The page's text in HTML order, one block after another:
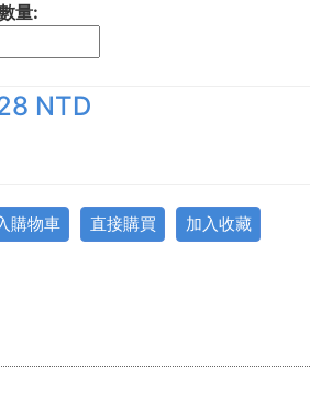
量:
NTD
購物車 直接購買 加入收藏